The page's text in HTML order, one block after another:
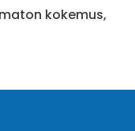
kokemus,